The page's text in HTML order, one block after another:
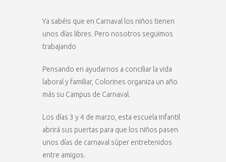
Ya sabéis que en Carnaval los niños tienen
unos días libres. Pero nosotros seguimos
trabajando
Pensando en ayudarnos a conciliar la vida
laboral y familiar, Colorines organiza un año
más su Campus de Carnaval.
Los días 3 y 4 de marzo, esta escuela infantil
abrirá sus puertas para que los niños pasen
unos días de carnaval súper entretenidos
entre amigos.